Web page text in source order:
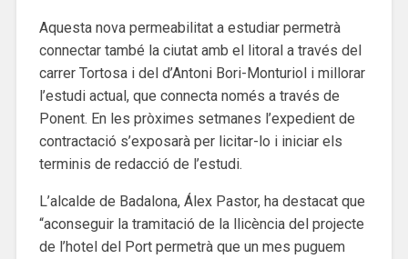
Aquesta nova permeabilitat a estudiar permetrà
connectar també la ciutat amb el litoral a través del
carrer Tortosa i del d’Antoni Bori-Monturiol i millorar
l’estudi actual, que connecta només a través de
Ponent. En les pròximes setmanes l’expedient de
contractació s’exposarà per licitar-lo i iniciar els
terminis de redacció de l’estudi.
L’alcalde de Badalona, Álex Pastor, ha destacat que
“aconseguir la tramitació de la llicència del projecte
de l’hotel del Port permetrà que un mes puguem